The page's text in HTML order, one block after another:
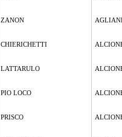
ZANON
CHIERICHETTI
LATTARULO
PIO LOCO
PRISCO